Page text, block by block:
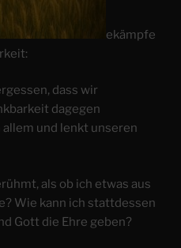
ekämpfe
dass wir
dagegen
und lenkt unseren
als ob ich etwas aus
Wie kann ich stattdessen
Gott die Ehre geben?